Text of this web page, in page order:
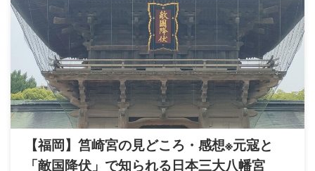
【福岡】筥崎宮の見どころ・感想※元寇と
「敵国降伏」で知られる日本三大八幡宮